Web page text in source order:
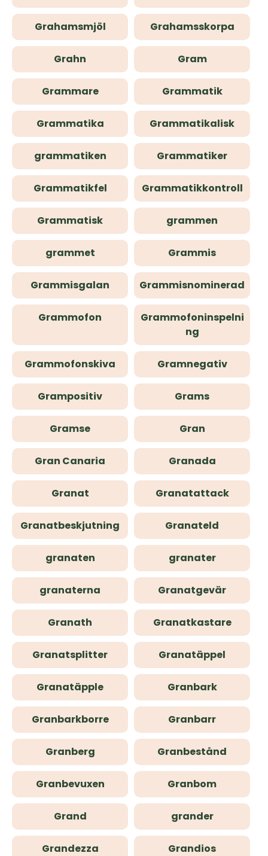
Grahamsmjöl Grahamsskorpa
Grahn Gram
Grammare Grammatik
Grammatika Grammatikalisk
grammatiken Grammatiker
Grammatikfel Grammatikkontroll
Grammatisk grammen
grammet Grammis
Grammisgalan Grammisnominerad
Grammofon
Grammofoninspelni
ng
Grammofonskiva Gramnegativ
Grampositiv Grams
Gramse Gran
Gran Canaria Granada
Granat Granatattack
Granatbeskjutning Granateld
granaten granater
granaterna Granatgevär
Granath Granatkastare
Granatsplitter Granatäppel
Granatäpple Granbark
Granbarkborre Granbarr
Granberg Granbestånd
Granbevuxen Granbom
Grand grander
Grandezza Grandios